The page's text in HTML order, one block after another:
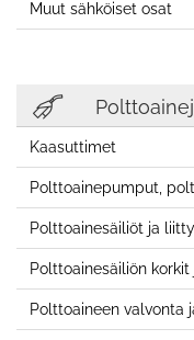
Muut sähköiset osat
Kaasuttimet
Polttoainepumput,
Polttoainesäiliöt ja
Polttoainesäiliön
Polttoaineen valvonta